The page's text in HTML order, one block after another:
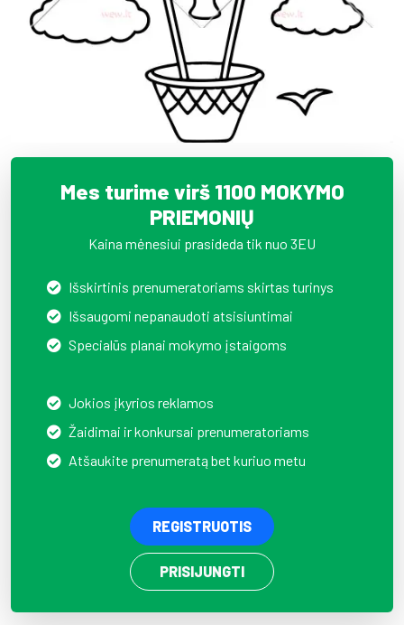
Mes turime virš 1100 MOKYMO
PRIEMONIŲ
Kaina mėnesiui prasideda tik nuo 3EU
Išskirtinis prenumeratoriams skirtas turinys
Išsaugomi nepanaudoti atsisiuntimai
Specialūs planai mokymo įstaigoms
Jokios įkyrios reklamos
Žaidimai ir konkursai prenumeratoriams
Atšaukite prenumeratą bet kuriuo metu
REGISTRUOTIS
PRISIJUNGTI